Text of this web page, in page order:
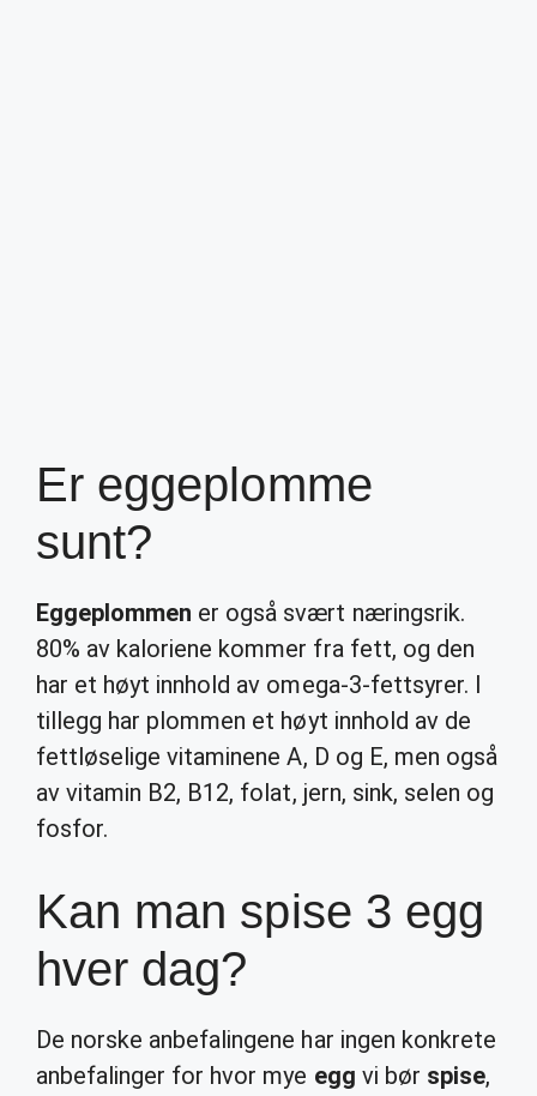
Er eggeplomme
sunt?
Eggeplommen er også svært næringsrik.
80% av kaloriene kommer fra fett, og den
har et høyt innhold av omega-3-fettsyrer. I
tillegg har plommen et høyt innhold av de
fettløselige vitaminene A, D og E, men også
av vitamin B2, B12, folat, jern, sink, selen og
fosfor.
Kan man spise 3 egg
hver dag?
De norske anbefalingene har ingen konkrete
anbefalinger for hvor mye egg vi bør spise,